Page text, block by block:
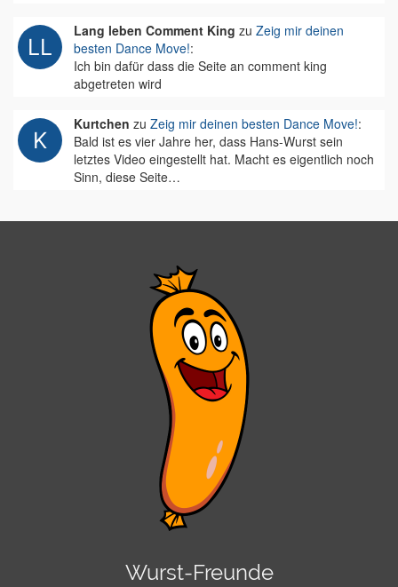
Lang leben Comment King zu Zeig mir deinen
besten Dance Move!:
Ich bin dafür dass die Seite an comment king
abgetreten wird
Kurtchen zu Zeig mir deinen besten Dance Move!:
Bald ist es vier Jahre her, dass Hans-Wurst sein
letztes Video eingestellt hat. Macht es eigentlich noch
Sinn, diese Seite…
Wurst-Freunde